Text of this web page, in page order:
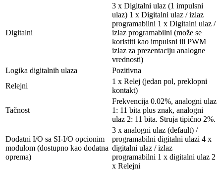
Digitalni
3 x Digitalni ulaz (1 impulsni
ulaz) 1 x Digitalni ulaz / izlaz
programabilni 1 x Digitalni ulaz /
izlaz programabilni (može se
koristiti kao impulsni ili PWM
izlaz za prezentaciju analogne
vrednosti)
Logika digitalnih ulaza
Pozitivna
Relejni
1 x Relej (jedan pol, preklopni
kontakt)
Tačnost
Frekvencija 0.02%, analogni ulaz
1: 11 bita plus znak, analogni
ulaz 2: 11 bita. Struja tipično 2%.
Dodatni I/O sa SI-I/O opcionim
modulom (dostupno kao dodatna
oprema)
3 x analogni ulaz (default) /
programabilni digitalni ulazi 4 x
digitalni ulaz / izlaz
programabilni 1 x digitalni ulaz 2
x Relejni